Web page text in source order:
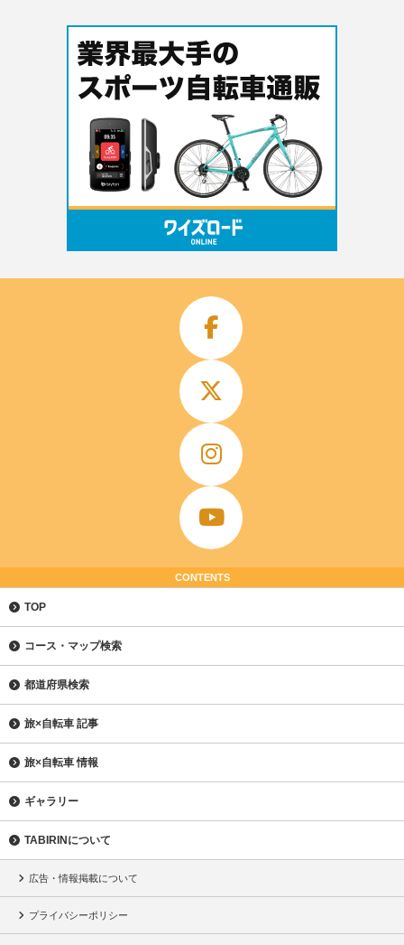
CONTENTS
TOP
コース・マップ検索
都道府県検索
旅×自転車 記事
旅×自転車 情報
ギャラリー
TABIRINについて
広告・情報掲載について
プライバシーポリシー